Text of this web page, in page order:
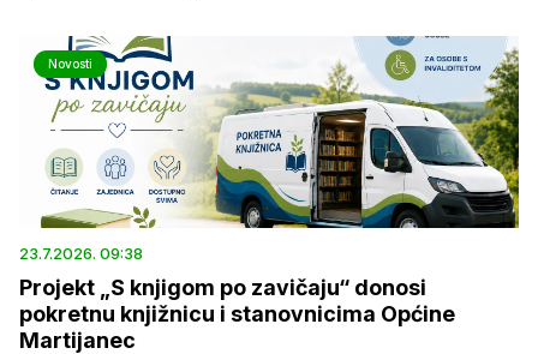
Novosti
23.7.2026. 09:38
Projekt „S knjigom po zavičaju“ donosi
pokretnu knjižnicu i stanovnicima Općine
Martijanec